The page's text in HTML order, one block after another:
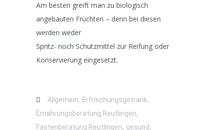
Am besten greift man zu biologisch
angebauten Früchten – denn bei diesen
werden weder
Spritz- noch Schutzmittel zur Reifung oder
Konservierung eingesetzt.
Allgemein, Erfrischungsgetränk,
Ernährungsberatung Reutlingen,
Fastenberatung Reutlingen, gesund,